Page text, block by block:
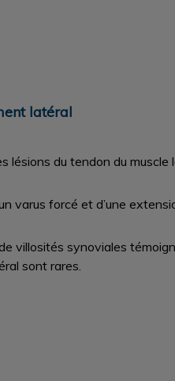
latéral
lésions du tendon du
varus forcé et d’une
villosités synoviales
sont rares.